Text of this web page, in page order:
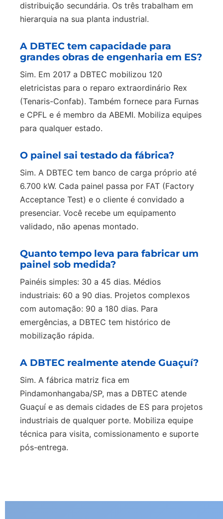
distribuição secundária. Os três trabalham em
hierarquia na sua planta industrial.
A DBTEC tem capacidade para
grandes obras de engenharia em ES?
Sim. Em 2017 a DBTEC mobilizou 120
eletricistas para o reparo extraordinário Rex
(Tenaris-Confab). Também fornece para Furnas
e CPFL e é membro da ABEMI. Mobiliza equipes
para qualquer estado.
O painel sai testado da fábrica?
Sim. A DBTEC tem banco de carga próprio até
6.700 kW. Cada painel passa por FAT (Factory
Acceptance Test) e o cliente é convidado a
presenciar. Você recebe um equipamento
validado, não apenas montado.
Quanto tempo leva para fabricar um
painel sob medida?
Painéis simples: 30 a 45 dias. Médios
industriais: 60 a 90 dias. Projetos complexos
com automação: 90 a 180 dias. Para
emergências, a DBTEC tem histórico de
mobilização rápida.
A DBTEC realmente atende Guaçuí?
Sim. A fábrica matriz fica em
Pindamonhangaba/SP, mas a DBTEC atende
Guaçuí e as demais cidades de ES para projetos
industriais de qualquer porte. Mobiliza equipe
técnica para visita, comissionamento e suporte
pós-entrega.